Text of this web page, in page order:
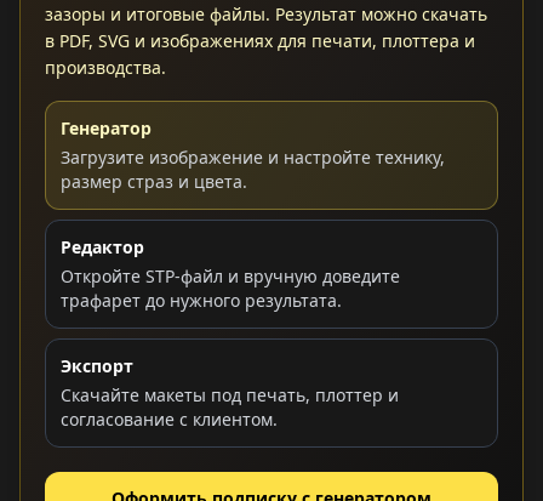
зазоры и итоговые файлы. Результат можно скачать
в PDF, SVG и изображениях для печати, плоттера и
производства.
Генератор
Загрузите изображение и настройте технику,
размер страз и цвета.
Редактор
Откройте STP-файл и вручную доведите
трафарет до нужного результата.
Экспорт
Скачайте макеты под печать, плоттер и
согласование с клиентом.